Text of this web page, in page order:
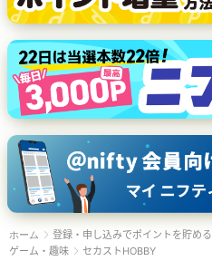
ホーム 登録・申し込みでポイントを貯める
ゲーム・趣味
セカストHOBBY